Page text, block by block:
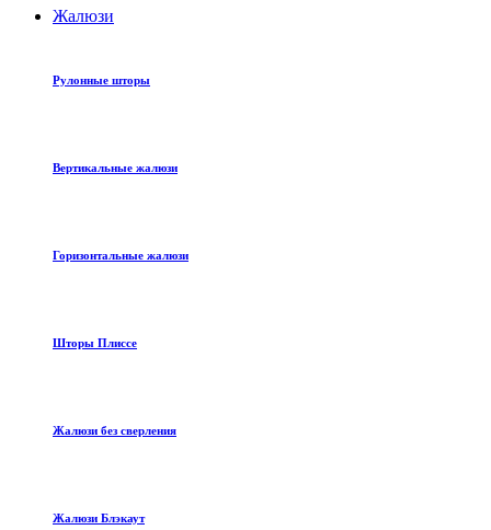
Жалюзи
Рулонные шторы
Вертикальные жалюзи
Горизонтальные жалюзи
Шторы Плиссе
Жалюзи без сверления
Жалюзи Блэкаут